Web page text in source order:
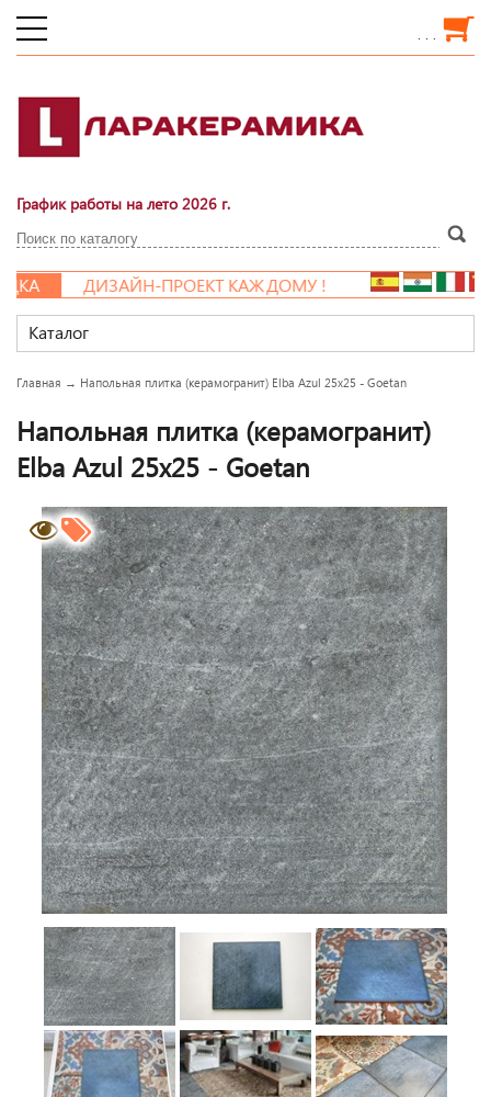
. . .
График работы на лето 2026 г.
ДИЗАЙН-ПРОЕКТ КАЖДОМУ !
Каталог
Главная → Напольная плитка (керамогранит) Elba Azul 25x25 - Goetan
Напольная плитка (керамогранит)
Elba Azul 25x25 - Goetan